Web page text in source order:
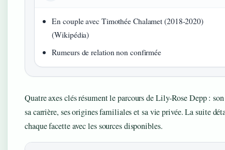
En couple avec Timothée Chalamet (2018‑2020)
(Wikipédia)
Rumeurs de relation non confirmée
Quatre axes clés résument le parcours de Lily‑Rose Depp :
sa carrière, ses origines familiales et sa vie privée. La suite
chaque facette avec les sources disponibles.